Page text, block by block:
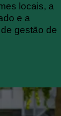
locais, a
e a
gestão de